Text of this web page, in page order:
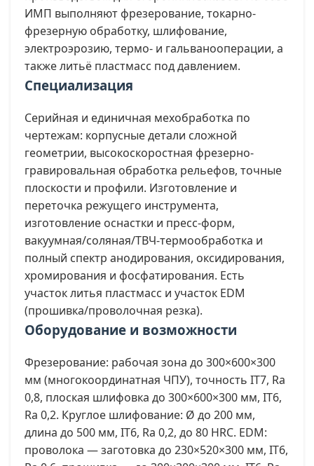
ИМП выполняют фрезерование, токарно-
фрезерную обработку, шлифование,
электроэрозию, термо- и гальванооперации, а
также литьё пластмасс под давлением.
Специализация
Серийная и единичная мехобработка по
чертежам: корпусные детали сложной
геометрии, высокоскоростная фрезерно-
гравировальная обработка рельефов, точные
плоскости и профили. Изготовление и
переточка режущего инструмента,
изготовление оснастки и пресс-форм,
вакуумная/соляная/ТВЧ-термообработка и
полный спектр анодирования, оксидирования,
хромирования и фосфатирования. Есть
участок литья пластмасс и участок EDM
(прошивка/проволочная резка).
Оборудование и возможности
Фрезерование: рабочая зона до 300×600×300
мм (многокоординатная ЧПУ), точность IT7, Ra
0,8, плоская шлифовка до 300×600×300 мм, IT6,
Ra 0,2. Круглое шлифование: Ø до 200 мм,
длина до 500 мм, IT6, Ra 0,2, до 80 HRC. EDM:
проволока — заготовка до 230×520×300 мм, IT6,